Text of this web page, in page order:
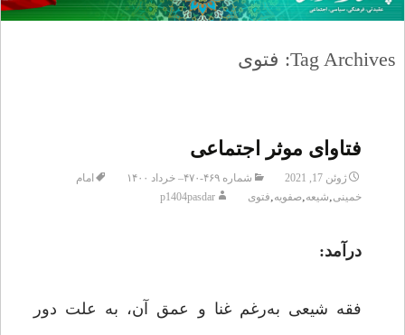
Tag Archives: فتوی
فتاوای موثر اجتماعی
ژوئن 17, 2021 شماره ۴۶۹-۴۷۰– خرداد ۱۴۰۰
امام
خمینی,شیعه,صفویه,فتوی p1404pasdar
درآمد:
فقه شیعی به‌رغم غنا و عمق آن، به علت دور